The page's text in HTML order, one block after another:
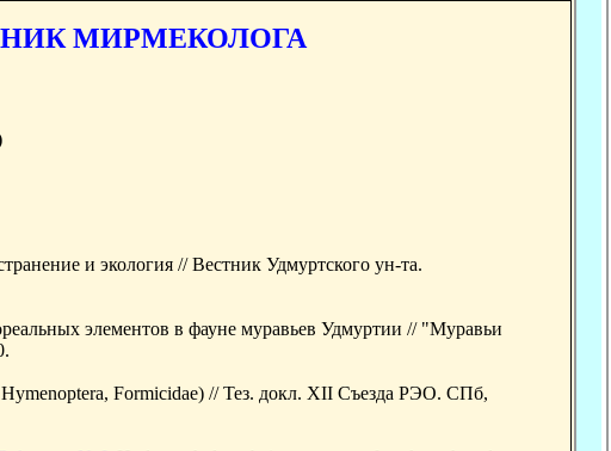
МИРМЕКОЛОГА
и экология // Вестник Удмуртского ун-та.
элементов в фауне муравьев Удмуртии // "Муравьи
Formicidae) // Тез. докл. XII Съезда РЭО. СПб,